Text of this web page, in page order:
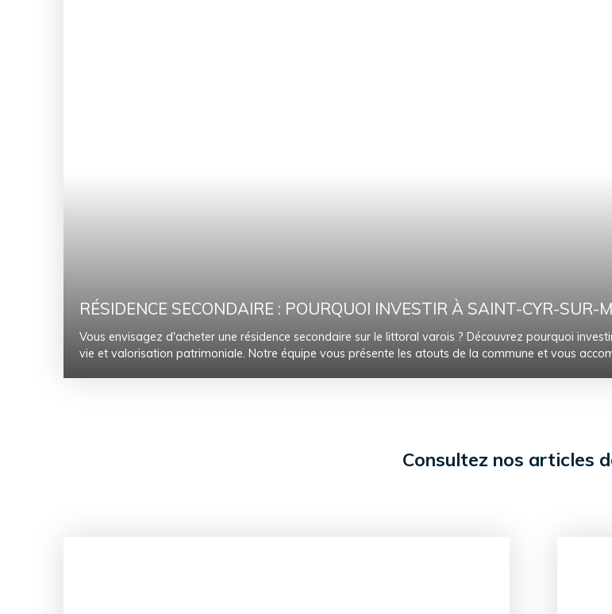
RÉSIDENCE SECONDAIRE : POURQUOI INVESTIR À SAINT-CYR-SUR-
Vous envisagez d'acheter une résidence secondaire sur le littoral varois ? Découvrez pourquoi
vie et valorisation patrimoniale. Notre équipe vous présente les atouts de la commune et vous
Consultez nos articles